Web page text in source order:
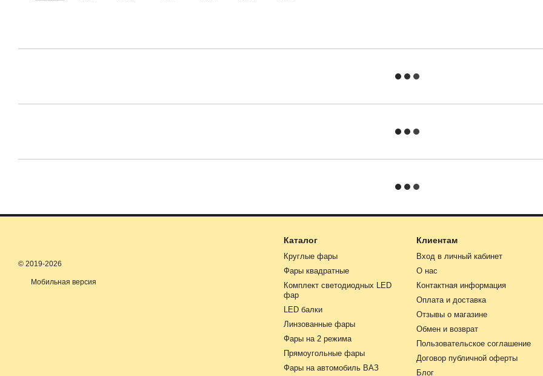
© 2019-2026
Мобильная версия
Каталог
Круглые фары
Фары квадратные
Комплект светодиодных LED
фар
LED балки
Линзованные фары
Фары на 2 режима
Прямоугольные фары
Фары на автомобиль ВАЗ
Клиентам
Вход в личный кабинет
О нас
Контактная информация
Оплата и доставка
Отзывы о магазине
Обмен и возврат
Пользовательское соглашение
Договор публичной оферты
Блог